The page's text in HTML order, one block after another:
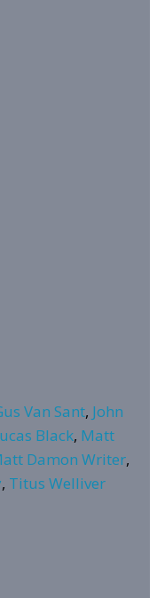
Van Sant, John
Black, Matt
Damon Writer,
, Titus Welliver